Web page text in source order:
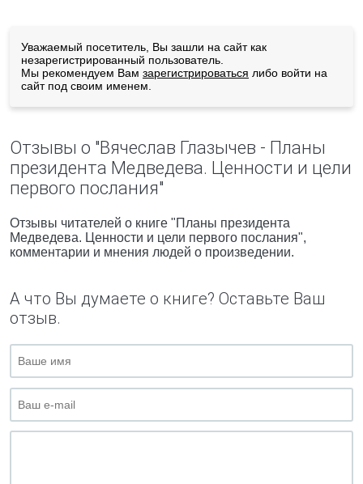
Уважаемый посетитель, Вы зашли на сайт как
незарегистрированный пользователь.
Мы рекомендуем Вам зарегистрироваться либо войти на
сайт под своим именем.
Отзывы о "Вячеслав Глазычев - Планы
президента Медведева. Ценности и цели
первого послания"
Отзывы читателей о книге "Планы президента
Медведева. Ценности и цели первого послания",
комментарии и мнения людей о произведении.
А что Вы думаете о книге? Оставьте Ваш
отзыв.